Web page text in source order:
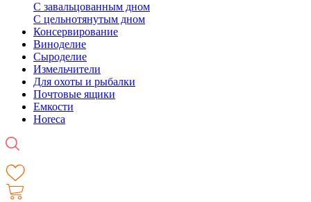
С завальцованным дном
С цельнотянутым дном
Консервирование
Виноделие
Сыроделие
Измельчители
Для охоты и рыбалки
Почтовые ящики
Емкости
Horeca